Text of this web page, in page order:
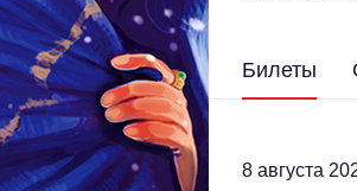
Билеты
8 августа